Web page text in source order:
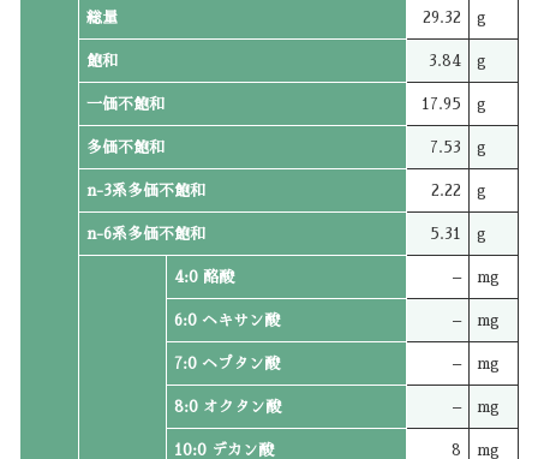
総量 29.32 g
飽和 3.84 g
一価不飽和 17.95 g
多価不飽和 7.53 g
n-3系多価不飽和 2.22 g
n-6系多価不飽和 5.31 g
4:0 酪酸 – mg
6:0 ヘキサン酸 – mg
7:0 ヘプタン酸 – mg
8:0 オクタン酸 – mg
10:0 デカン酸 8 mg